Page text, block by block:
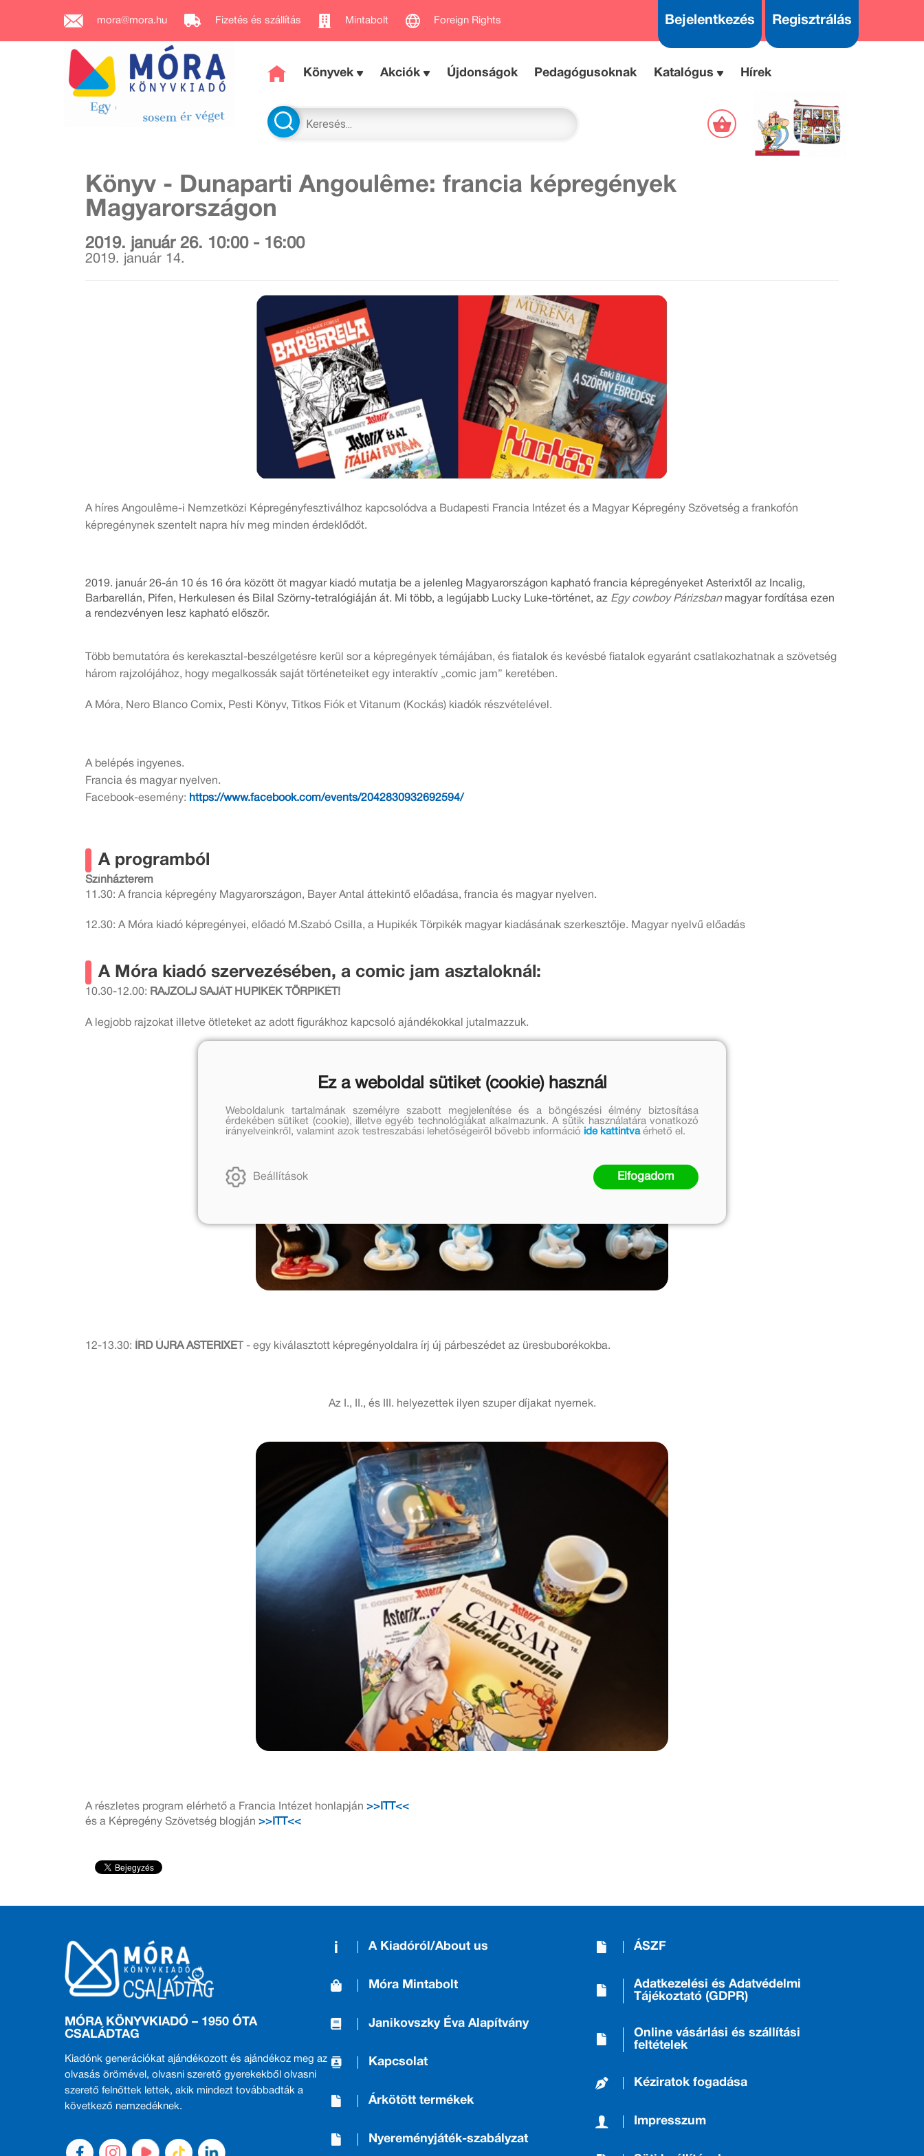
mora@mora.hu Fizetés és szállítás Mintabolt Foreign Rights Bejelentkezés Regisztrálás
Könyvek Akciók Újdonságok Pedagógusoknak Katalógus Hírek
Könyv - Dunaparti Angoulême: francia képregények
Magyarországon
2019. január 26. 10:00 - 16:00
2019. január 14.
A híres Angoulême-i Nemzetközi Képregényfesztiválhoz kapcsolódva a Budapesti Francia Intézet és a Magyar Képregény Szövetség a frankofón
képregénynek szentelt napra hív meg minden érdeklődőt.
2019. január 26-án 10 és 16 óra között öt magyar kiadó mutatja be a jelenleg Magyarországon kapható francia képregényeket Asterixtől az Incalig,
Barbarellán, Pifen, Herkulesen és Bilal Szörny-tetralógiáján át. Mi több, a legújabb Lucky Luke-történet, az Egy cowboy Párizsban magyar fordítása ezen
a rendezvényen lesz kapható először.
Több bemutatóra és kerekasztal-beszélgetésre kerül sor a képregények témájában, és fiatalok és kevésbé fiatalok egyaránt csatlakozhatnak a szövetség
három rajzolójához, hogy megalkossák saját történeteiket egy interaktív „comic jam” keretében.
A Móra, Nero Blanco Comix, Pesti Könyv, Titkos Fiók et Vitanum (Kockás) kiadók részvételével.
A belépés ingyenes.
Francia és magyar nyelven.
Facebook-esemény: https://www.facebook.com/events/2042830932692594/
A programból
Színházterem
11.30: A francia képregény Magyarországon, Bayer Antal áttekintő előadása, francia és magyar nyelven.
12.30: A Móra kiadó képregényei, előadó M.Szabó Csilla, a Hupikék Törpikék magyar kiadásának szerkesztője. Magyar nyelvű előadás
A Móra kiadó szervezésében, a comic jam asztaloknál:
10.30-12.00: RAJZOLJ SAJÁT HUPIKÉK TÖRPIKÉT!
A legjobb rajzokat illetve ötleteket az adott figurákhoz kapcsoló ajándékokkal jutalmazzuk.
12-13.30: ÍRD ÚJRA ASTERIXET - egy kiválasztott képregényoldalra írj új párbeszédet az üresbuborékokba.
Az I., II., és III. helyezettek ilyen szuper díjakat nyernek.
A részletes program elérhető a Francia Intézet honlapján >>ITT<<
és a Képregény Szövetség blogján >>ITT<<
MÓRA KÖNYVKIADÓ – 1950 ÓTA
CSALÁDTAG
Kiadónk generációkat ajándékozott és ajándékoz meg az
olvasás örömével, olvasni szerető gyerekekből olvasni
szerető felnőttek lettek, akik mindezt továbbadták a
következő nemzedéknek.
A Kiadóról/About us
Móra Mintabolt
Janikovszky Éva Alapítvány
Kapcsolat
Árkötött termékek
Nyereményjáték-szabályzat
ÁSZF
Adatkezelési és Adatvédelmi
Tájékoztató (GDPR)
Online vásárlási és szállítási
feltételek
Kéziratok fogadása
Impresszum
Ez a weboldal sütiket (cookie) használ
Weboldalunk tartalmának személyre szabott megjelenítése és a böngészési élmény biztosítása
érdekében sütiket (cookie), illetve egyéb technológiákat alkalmazunk. A sütik használatára vonatkozó
irányelveinkről, valamint azok testreszabási lehetőségeiről bővebb információ ide kattintvaérhető el.
Beállítások Elfogadom